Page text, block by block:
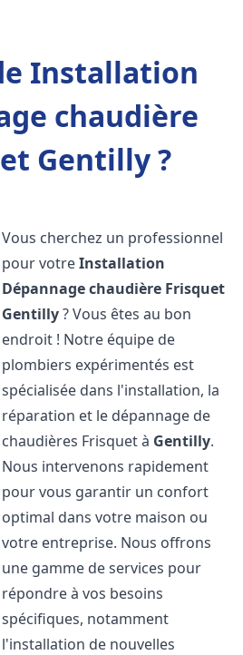
Installation
chaudière
Gentilly ?
Vous cherchez un professionnel
pour votreInstallation
Dépannage chaudière Frisquet
Gentilly? Vous êtes au bon
endroit ! Notre équipe de
plombiers expérimentés est
spécialisée dans l'installation, la
réparation et le dépannage de
chaudières Frisquet à Gentilly.
Nous intervenons rapidement
pour vous garantir un confort
optimal dans votre maison ou
votre entreprise. Nous offrons
une gamme de services pour
répondre à vos besoins
spécifiques, notamment
l'installation de nouvelles